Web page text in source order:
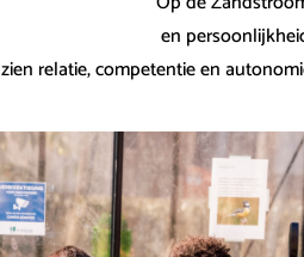
en
zien relatie, competentie en